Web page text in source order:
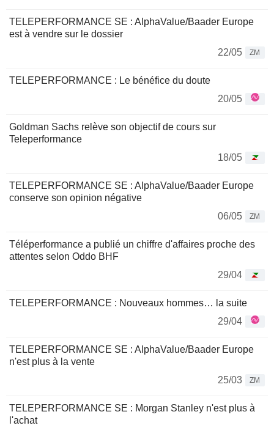
TELEPERFORMANCE SE : AlphaValue/Baader Europe
est à vendre sur le dossier
22/05
ZM
TELEPERFORMANCE : Le bénéfice du doute
20/05
Goldman Sachs relève son objectif de cours sur
Teleperformance
18/05
TELEPERFORMANCE SE : AlphaValue/Baader Europe
conserve son opinion négative
06/05
ZM
Téléperformance a publié un chiffre d'affaires proche des
attentes selon Oddo BHF
29/04
TELEPERFORMANCE : Nouveaux hommes… la suite
29/04
TELEPERFORMANCE SE : AlphaValue/Baader Europe
n'est plus à la vente
25/03
ZM
TELEPERFORMANCE SE : Morgan Stanley n'est plus à
l'achat